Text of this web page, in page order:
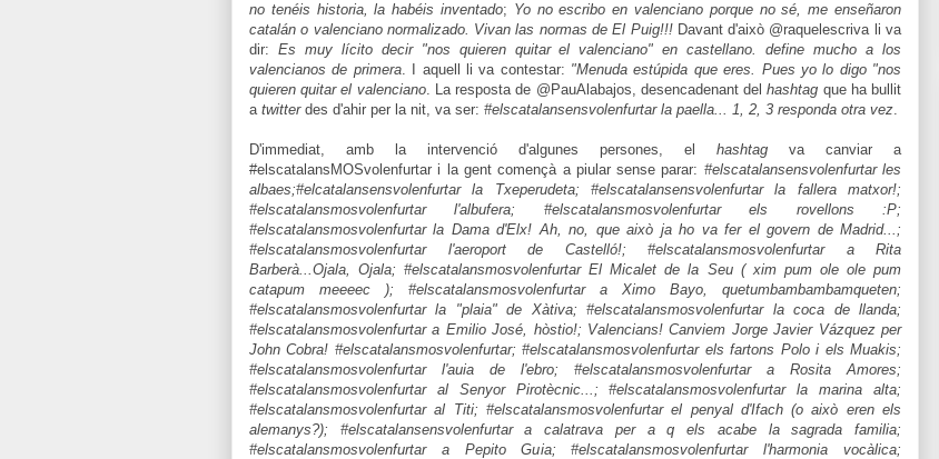
no tenéis historia, la habéis inventado; Yo no escribo en valenciano porque no sé, me enseñaron
catalán o valenciano normalizado. Vivan las normas de El Puig!!! Davant d'això @raquelescriva li va
dir: Es muy lícito decir "nos quieren quitar el valenciano" en castellano. define mucho a los
valencianos de primera. I aquell li va contestar: "Menuda estúpida que eres. Pues yo lo digo "nos
quieren quitar el valenciano. La resposta de @PauAlabajos, desencadenant delhashtag que ha bullit
a twitter des d'ahir per la nit, va ser: #elscatalansensvolenfurtar la paella... 1, 2, 3 responda otra vez.
D'immediat, amb la intervenció d'algunes persones, el hashtag va canviar a
#elscatalansMOSvolenfurtar i la gent començà a piular sense parar: #elscatalansensvolenfurtar les
albaes;#elcatalansensvolenfurtar la Txeperudeta; #elscatalansensvolenfurtar la fallera matxor!;
#elscatalansmosvolenfurtar l'albufera; #elscatalansmosvolenfurtar els rovellons :P;
#elscatalansmosvolenfurtar la Dama d'Elx! Ah, no, que això ja ho va fer el govern de Madrid...;
#elscatalansmosvolenfurtar l'aeroport de Castelló!; #elscatalansmosvolenfurtar a Rita
Barberà...Ojala, Ojala; #elscatalansmosvolenfurtar El Micalet de la Seu ( xim pum ole ole pum
catapum meeeec ); #elscatalansmosvolenfurtar a Ximo Bayo, quetumbambambamqueten;
#elscatalansmosvolenfurtar la "plaia" de Xàtiva; #elscatalansmosvolenfurtar la coca de llanda;
#elscatalansmosvolenfurtar a Emilio José, hòstio!; Valencians! Canviem Jorge Javier Vázquez per
John Cobra! #elscatalansmosvolenfurtar; #elscatalansmosvolenfurtar els fartons Polo i els Muakis;
#elscatalansmosvolenfurtar l'auia de l'ebro; #elscatalansmosvolenfurtar a Rosita Amores;
#elscatalansmosvolenfurtar al Senyor Pirotècnic...; #elscatalansmosvolenfurtar la marina alta;
#elscatalansmosvolenfurtar al Titi; #elscatalansmosvolenfurtar el penyal d'Ifach (o això eren els
alemanys?); #elscatalansensvolenfurtar a calatrava per a q els acabe la sagrada familia;
#elscatalansmosvolenfurtar a Pepito Guia; #elscatalansmosvolenfurtar l'harmonia vocàlica;